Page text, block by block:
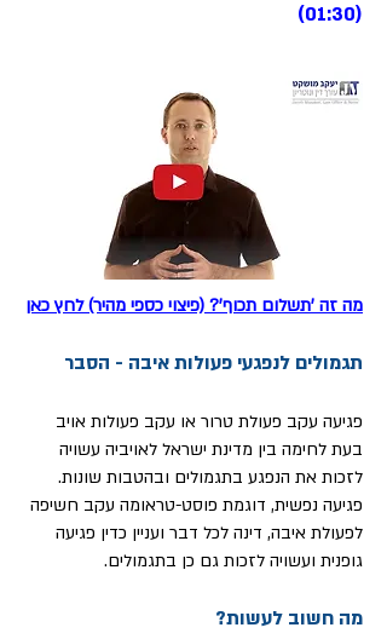
(01:30)
מה זה 'תשלום תכוף'? (פיצוי כספי מהיר) לחץ כאן
תגמולים לנפגעי פעולות איבה - הסבר
פגיעה עקב פעולת טרור או עקב פעולות אויב
בעת לחימה בין מדינת ישראל לאויביה עשויה
לזכות את הנפגע בתגמולים ובהטבות שונות.
פגיעה נפשית, דוגמת פוסט-טראומה עקב חשיפה
לפעולת איבה, דינה לכל דבר ועניין כדין פגיעה
גופנית ועשויה לזכות גם כן בתגמולים.
מה חשוב לעשות?